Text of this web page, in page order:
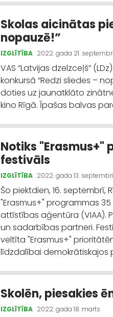
Skolas aicinātas
nopauzē!”
IZGLĪTĪBA 2022. gada 21.
VAS “Latvijas dzelzceļš”
konkursā “Redzi sliedes –
doties uz jaunatklāto
kino Rīgā. Īpašas balvas
Notiks
festivāls
IZGLĪTĪBA 2022. gada 13.
Šo piektdien, 16. septembrī,
"Erasmus+" programmas
attīstības aģentūra (VIAA).
un sadarbības partneri.
veltīta "Erasmus+"
līdzdalībai demokrātiskajos
Skolēn, piesakies
IZGLĪTĪBA 2022. gada 18. marts